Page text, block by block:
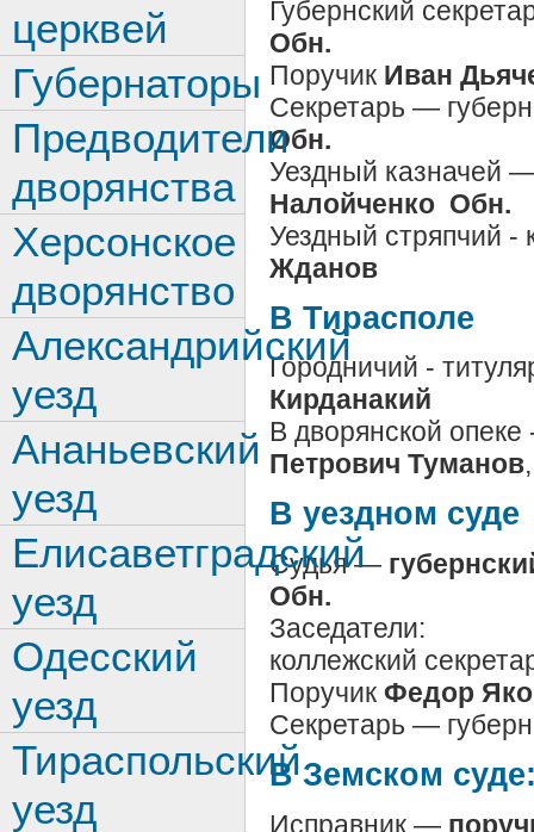
Губернский
Обн.
Поручик Иван
Секретарь —
Обн.
Уездный казначей
Налойченко Обн.
Уездный стряпчий -
Жданов
В Тирасполе
Городничий -
Кирданакий
В дворянской
Петрович Туманов
В уездном суде
Судья —
Обн.
Заседатели:
коллежский
Поручик Федор
Секретарь —
В Земском
Исправник —
церквей
Губернаторы
Предводители
дворянства
Херсонское
дворянство
Александрийский
уезд
Ананьевский
уезд
Елисаветградский
уезд
Одесский
уезд
Тираспольский
уезд